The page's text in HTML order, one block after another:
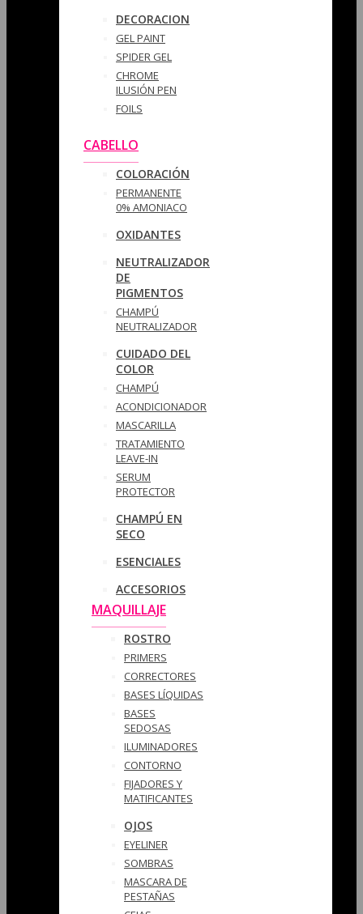
DECORACION
GEL PAINT
SPIDER GEL
CHROME
ILUSIÓN PEN
FOILS
CABELLO
COLORACIÓN
PERMANENTE
0% AMONIACO
OXIDANTES
NEUTRALIZADOR
DE
PIGMENTOS
CHAMPÚ
NEUTRALIZADOR
CUIDADO DEL
COLOR
CHAMPÚ
ACONDICIONADOR
MASCARILLA
TRATAMIENTO
LEAVE-IN
SERUM
PROTECTOR
CHAMPÚ EN
SECO
ESENCIALES
ACCESORIOS
MAQUILLAJE
ROSTRO
PRIMERS
CORRECTORES
BASES LÍQUIDAS
BASES
SEDOSAS
ILUMINADORES
CONTORNO
FIJADORES Y
MATIFICANTES
OJOS
EYELINER
SOMBRAS
MASCARA DE
PESTAÑAS